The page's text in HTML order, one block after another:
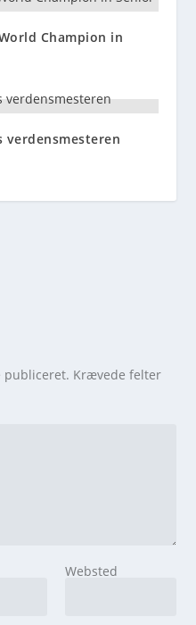
Champion in
verdensmesteren
publiceret. Krævede felter
Websted